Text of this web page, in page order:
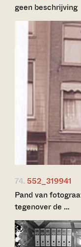
geen beschrijving
74. 552_319941
Pand van
tegenover de …